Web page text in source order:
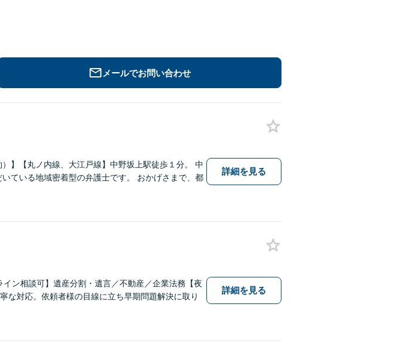
メールでお問い合わせ
】【丸ノ内線、大江戸線】中野坂上駅徒歩１分。 中
ている地域密着型の弁護士です。 おかげさまで、都
詳細を見る
ン相談可】遺産分割・遺言／不動産／企業法務【夜
な対応。依頼者様の目線に立ち早期問題解決に取り
詳細を見る